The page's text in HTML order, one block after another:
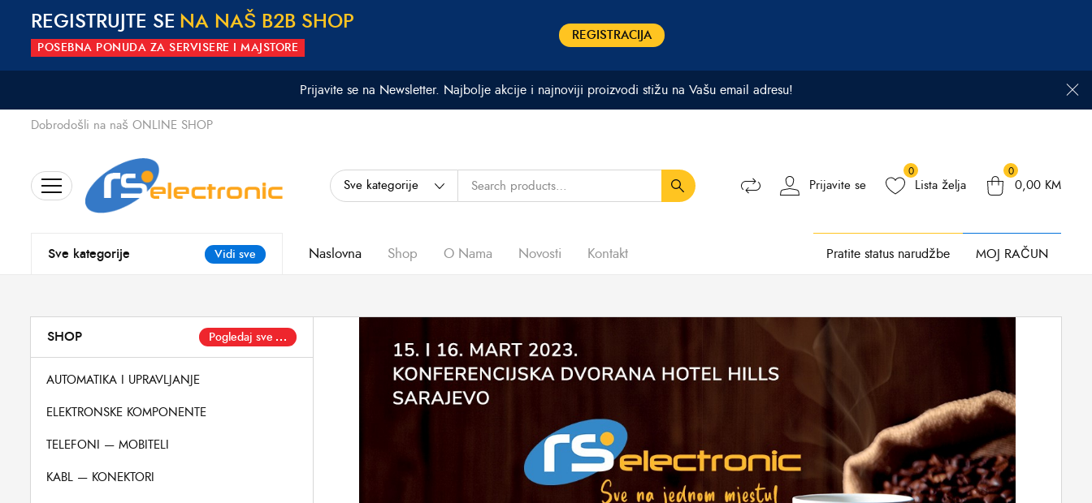
REGISTRUJTE SE NA NAŠ B2B S H OP
POSEBNA PONUDA ZA SERVISERE I MAJSTORE
REGISTRACIJA
Prijavite se na Newsletter. Najbolje akcije i najnoviji proizvodi stižu na Vašu email adresu!
Dobrodošli na naš ONLINE SHOP
Prijavite se
0
Lista želja
0
0,00 KM
Sve kategorije Vidi sve Naslovna Shop O Nama Novosti Kontakt Pratite status narudžbe MOJ RAČUN
SHOP Pogledaj sve
AUTOMATIKA I UPRAVLJANJE
ELEKTRONSKE KOMPONENTE
TELEFONI — MOBITELI
KABL — KONEKTORI